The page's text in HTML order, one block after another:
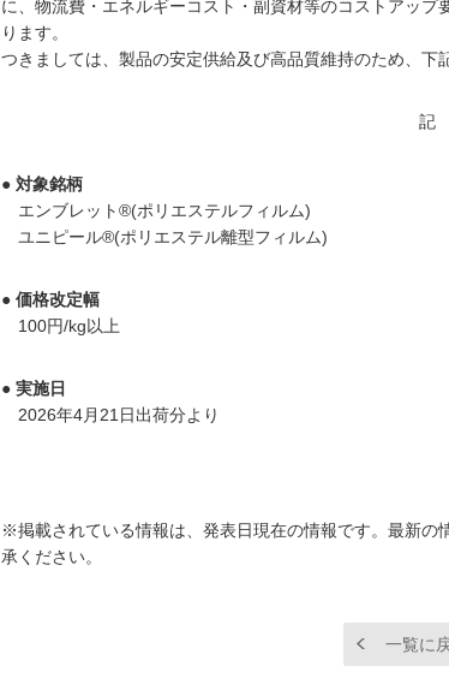
に、物流費・エネルギーコスト・副資材等のコストアッ
ります。
つきましては、製品の安定供給及び高品質維持のため、下
記
● 対象銘柄
エンブレット®(ポリエステルフィルム)
ユニピール®(ポリエステル離型フィルム)
● 価格改定幅
100円/kg以上
● 実施日
2026年4月21日出荷分より
※掲載されている情報は、発表日現在の情報です。最新の
承ください。
一覧に